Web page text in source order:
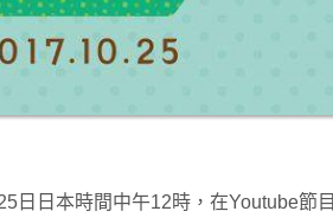
日日本時間中午12時，在Youtube節